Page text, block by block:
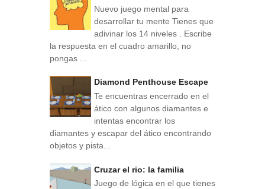
Nuevo juego mental para
desarrollar tu mente Tienes que
adivinar los 14 niveles . Escribe
la respuesta en el cuadro amarillo, no
pongas ...
Diamond Penthouse Escape
Te encuentras encerrado en el
ático con algunos diamantes e
intentas encontrar los
diamantes y escapar del ático encontrando
objetos y pista...
Cruzar el rio: la familia
Juego de lógica en el que tienes